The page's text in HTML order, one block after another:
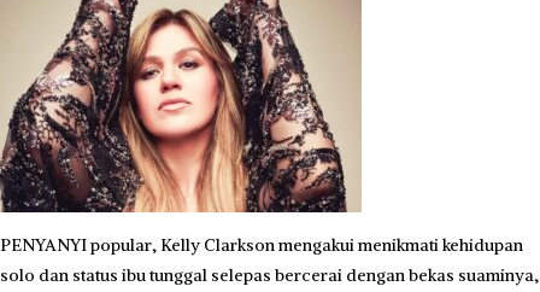
PENYANYI popular, Kelly Clarkson mengakui menikmati kehidupan
solo dan status ibu tunggal selepas bercerai dengan bekas suaminya,